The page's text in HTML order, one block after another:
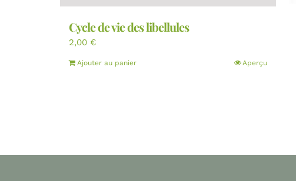
Cycle de vie des libellules
2,00 €
Ajouter au panier Aperçu